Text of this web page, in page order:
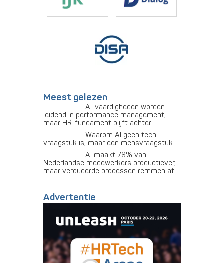
Meest gelezen
AI-vaardigheden worden
leidend in performance management,
maar HR-fundament blijft achter
Waarom AI geen tech-
vraagstuk is, maar een mensvraagstuk
AI maakt 78% van
Nederlandse medewerkers productiever,
maar verouderde processen remmen af
Advertentie